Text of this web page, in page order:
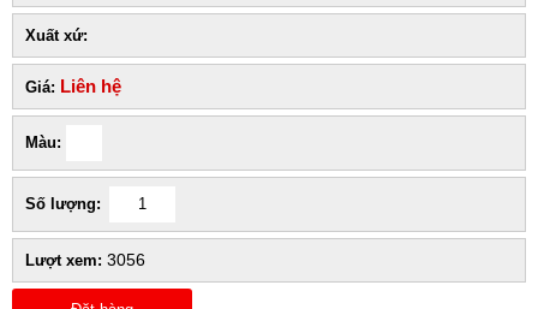
Xuất xứ:
Giá: Liên hệ
Màu:
Số lượng:
Lượt xem: 3056